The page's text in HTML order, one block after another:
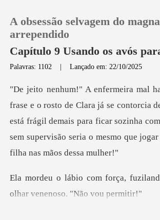
Loja
Histórico
Baixar App
A obsessão selvagem do
arrependido
Capítulo 9 Usando os avós
Palavras: 1102 |Lançado em: 22/10/2025
contorcia
está frágil demais para ficar sozinha
olhar